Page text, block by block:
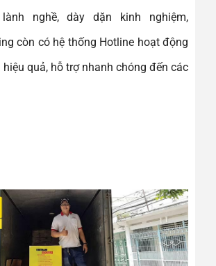
nghề, dày dặn kinh nghiệm,
còn có hệ thống Hotline hoạt động
quả, hỗ trợ nhanh chóng đến các